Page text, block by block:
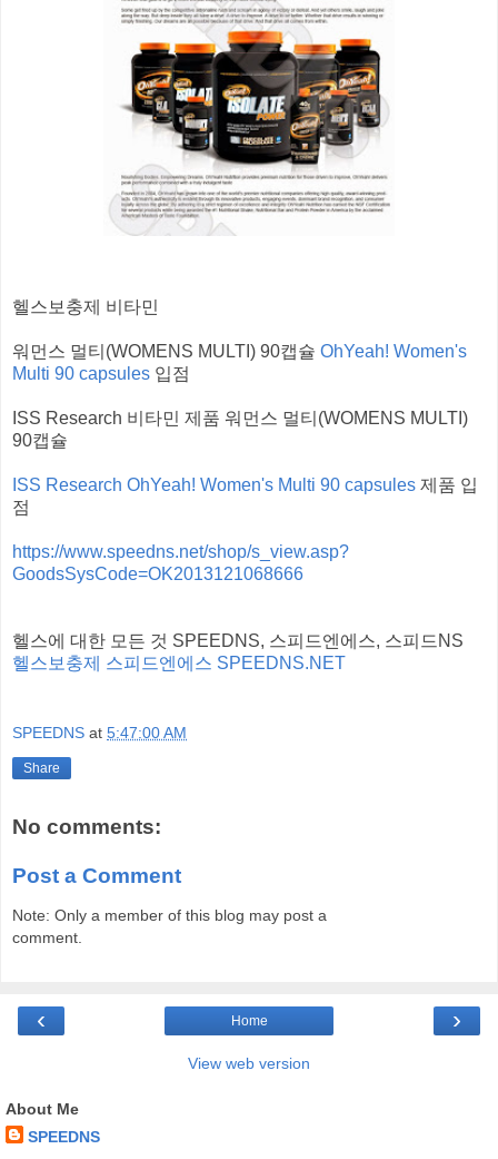
헬스보충제 비타민
워먼스 멀티(WOMENS MULTI) 90캡슐 OhYeah! Women's
Multi 90 capsules 입점
ISS Research 비타민 제품 워먼스 멀티(WOMENS MULTI)
90캡슐
ISS Research OhYeah! Women's Multi 90 capsules 제품 입
점
https://www.speedns.net/shop/s_view.asp?
GoodsSysCode=OK2013121068666
헬스에 대한 모든 것 SPEEDNS, 스피드엔에스, 스피드NS
헬스보충제 스피드엔에스 SPEEDNS.NET
SPEEDNS at 5:47:00 AM
Share
No comments:
Post a Comment
Note: Only a member of this blog may post a
comment.
‹ ›
Home
View web version
About Me
SPEEDNS